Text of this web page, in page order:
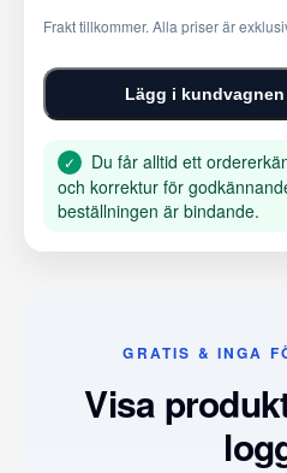
Frakt tillkommer. Alla priser är
Lägg i kundvagnen
✓
Du får alltid ett
och korrektur för
beställningen är bindande.
GRATIS & INGA
Visa